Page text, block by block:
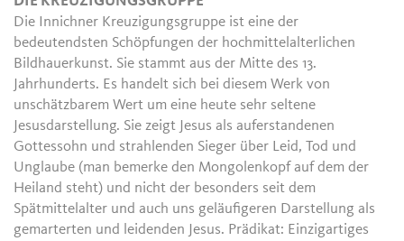
Die Innichner Kreuzigungsgruppe ist eine der
bedeutendsten Schöpfungen der hochmittelalterlichen
Bildhauerkunst. Sie stammt aus der Mitte des 13.
Jahrhunderts. Es handelt sich bei diesem Werk von
unschätzbarem Wert um eine heute sehr seltene
Jesusdarstellung. Sie zeigt Jesus als auferstandenen
Gottessohn und strahlenden Sieger über Leid, Tod und
Unglaube (man bemerke den Mongolenkopf auf dem der
Heiland steht) und nicht der besonders seit dem
Spätmittelalter und auch uns geläufigeren Darstellung als
gemarterten und leidenden Jesus. Prädikat: Einzigartiges